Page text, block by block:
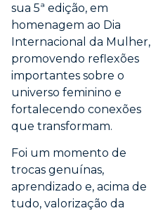
sua 5ª edição, em
homenagem ao Dia
Internacional da Mulher,
promovendo reflexões
importantes sobre o
universo feminino e
fortalecendo conexões
que transformam.
Foi um momento de
trocas genuínas,
aprendizado e, acima de
tudo, valorização da